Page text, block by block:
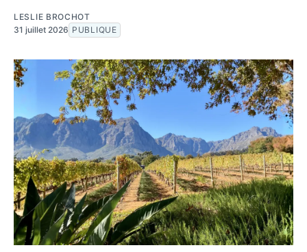
LESLIE BROCHOT
31 juillet 2026 PUBLIQUE